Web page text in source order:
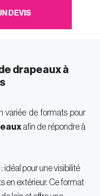
DEVIS
drapeaux à
variée de formats pour
afin de répondre à
idéal pour une visibilité
en extérieur. Ce format